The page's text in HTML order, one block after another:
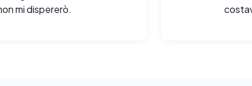
mi dispererò.